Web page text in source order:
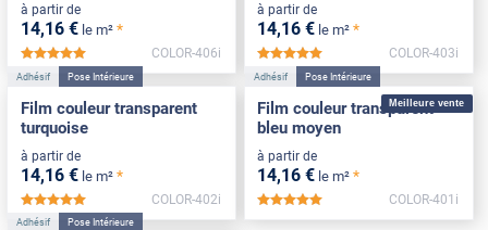
à partir de
14,16 € le m² *
*****
COLOR-406i
à partir de
14,16 € le m² *
COLOR-403i
Adhésif Pose Intérieure
Film couleur transparent
turquoise
à partir de
14,16 € le m² *
*****
COLOR-402i
Meilleure vente
Adhésif Pose Intérieure
Film couleur transparent
bleu moyen
à partir de
14,16 € le m² *
COLOR-401i
Adhésif Pose Intérieure